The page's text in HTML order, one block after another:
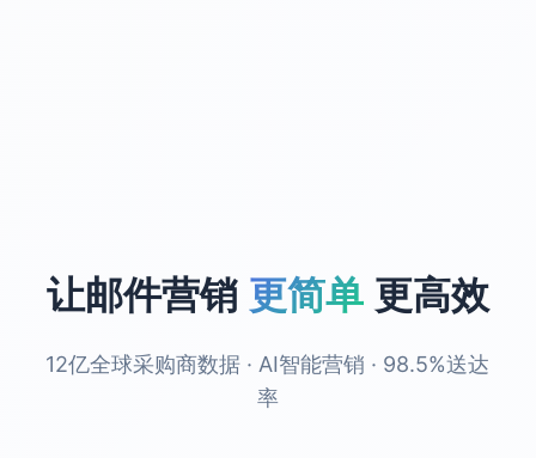
让邮件营销 更简单更高效
12亿全球采购商数据 · AI智能营销 · 98.5%送达
率